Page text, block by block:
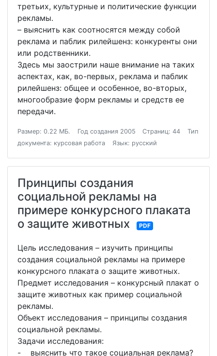
третьих, культурные и политические функции
рекламы.
– выяснить как соотносятся между собой
реклама и паблик рилейшенз: конкуренты они
или родственники.
Здесь мы заострили наше внимание на таких
аспектах, как, во-первых, реклама и паблик
рилейшенз: общее и особенное, во-вторых,
многообразие форм рекламы и средств ее
передачи.
Размер: 0.22 МБ. Год создания 2005 Страниц: 44
Тип
документа: курсовая работа
Язык: русский
Принципы создания
социальной рекламы на
примере конкурсного плаката
о защите животных
PDF
Цель исследования – изучить принципы
создания социальной рекламы на примере
конкурсного плаката о защите животных.
Предмет исследования – конкурсный плакат о
защите животных как пример социальной
рекламы.
Объект исследования – принципы создания
социальной рекламы.
Задачи исследования:
- выяснить что такое социальная реклама?